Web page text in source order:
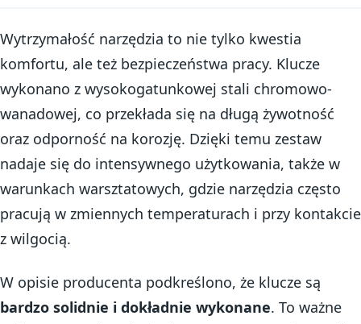
Wytrzymałość narzędzia to nie tylko kwestia
komfortu, ale też bezpieczeństwa pracy. Klucze
wykonano z wysokogatunkowej stali chromowo-
wanadowej, co przekłada się na długą żywotność
oraz odporność na korozję. Dzięki temu zestaw
nadaje się do intensywnego użytkowania, także w
warunkach warsztatowych, gdzie narzędzia często
pracują w zmiennych temperaturach i przy kontakcie
z wilgocią.
W opisie producenta podkreślono, że klucze są
bardzo solidnie i dokładnie wykonane. To ważne